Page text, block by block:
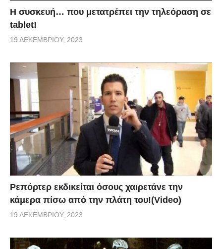
Η συσκευή… που μετατρέπει την τηλεόραση σε
tablet!
19 ΔΕΚΕΜΒΡΊΟΥ, 2023
Ρεπόρτερ εκδικείται όσους χαιρετάνε την
κάμερα πίσω από την πλάτη του!(Video)
19 ΔΕΚΕΜΒΡΊΟΥ, 2023